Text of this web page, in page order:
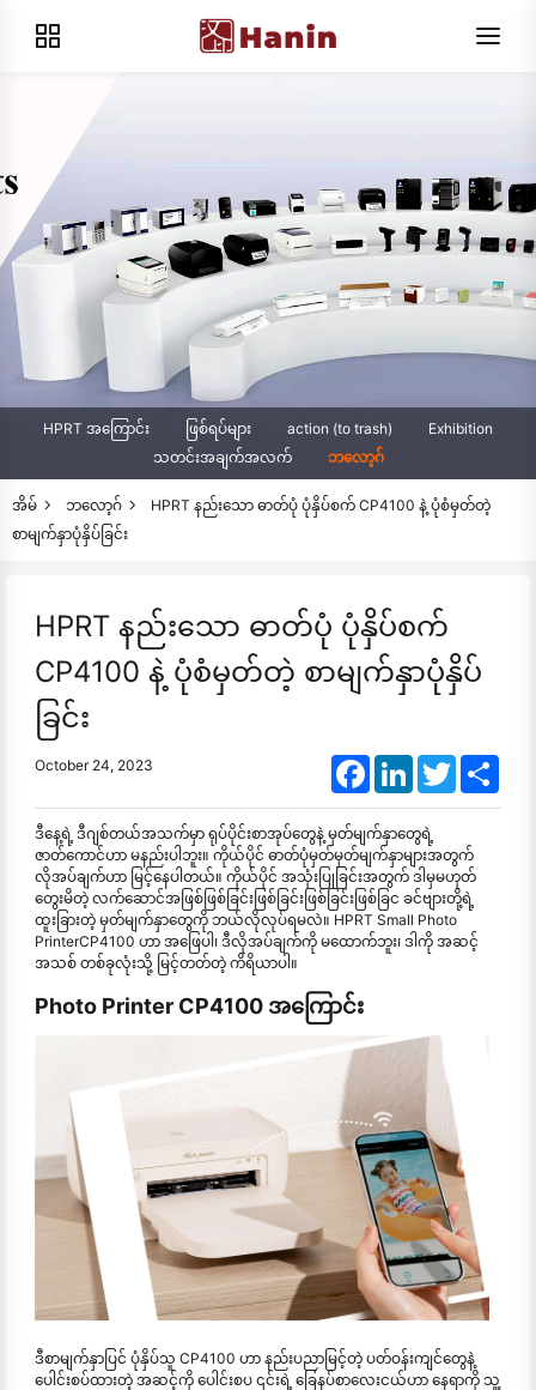
HPRT အကြောင်း ဖြစ်ရပ်များ action (to trash)
Exhibition
သတင်းအချက်အလက်
ဘလော့ဂ်
အိမ် ဘလော့ဂ်
HPRT နည်းသော ဓာတ်ပုံ ပုံနှိပ်စက် CP4100 နဲ့ ပုံစံမှတ်တဲ့
စာမျက်နှာပုံနှိပ်ခြင်း
HPRT နည်းသော ဓာတ်ပုံ ပုံနှိပ်စက်
CP4100 နဲ့ ပုံစံမှတ်တဲ့ စာမျက်နှာပုံနှိပ်
ခြင်း
October 24, 2023 FacebookLinkedInTwitter
ဒီနေ့ရဲ့ ဒီဂျစ်တယ်အသက်မှာ ရုပ်ပိုင်းစာအုပ်တွေနဲ့ မှတ်မျက်နှာတွေရဲ့
ဇာတ်ကောင်ဟာ မနည်းပါဘူး။ ကိုယ်ပိုင် ဓာတ်ပုံမှတ်မှတ်မျက်နှာများအတွက်
လိုအပ်ချက်ဟာ မြင့်နေပါတယ်။ ကိုယ်ပိုင် အသုံးပြုခြင်းအတွက် ဒါမှမဟုတ်
တွေးမိတဲ့ လက်ဆောင်အဖြစ်ဖြစ်ခြင်းဖြစ်ခြင်းဖြစ်ခြင်းဖြစ်ခြင ခင်ဗျားတို့ရဲ့
ထူးခြားတဲ့ မှတ်မျက်နှာတွေကို ဘယ်လိုလုပ်ရမလဲ။ HPRT Small Photo
PrinterCP4100 ဟာ အဖြေပါ၊ ဒီလိုအပ်ချက်ကို မထောက်ဘူး၊ ဒါကို အဆင့်
အသစ် တစ်ခုလုံးသို့ မြင့်တတ်တဲ့ ကိရိယာပါ။
Photo Printer CP4100 အကြောင်း
ဒီစာမျက်နှာပြင် ပုံနှိပ်သူ CP4100 ဟာ နည်းပညာမြင့်တဲ့ ပတ်ဝန်းကျင်တွေနဲ့
ပေါင်းစပ်ထားတဲ့ အဆင့်ကို ပေါင်းစပ ၎င်းရဲ့ ခြေနပ်စာလေးငယ်ဟာ နေရာကို သူ့